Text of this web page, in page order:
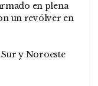
en plena
un revólver en
y Noroeste